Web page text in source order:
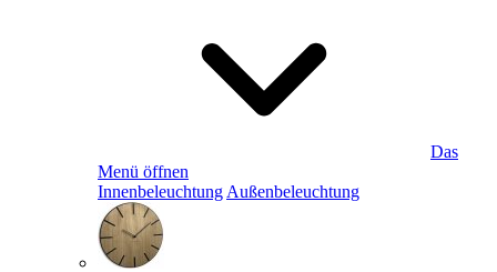
Das
Menü öffnen
Innenbeleuchtung Außenbeleuchtung